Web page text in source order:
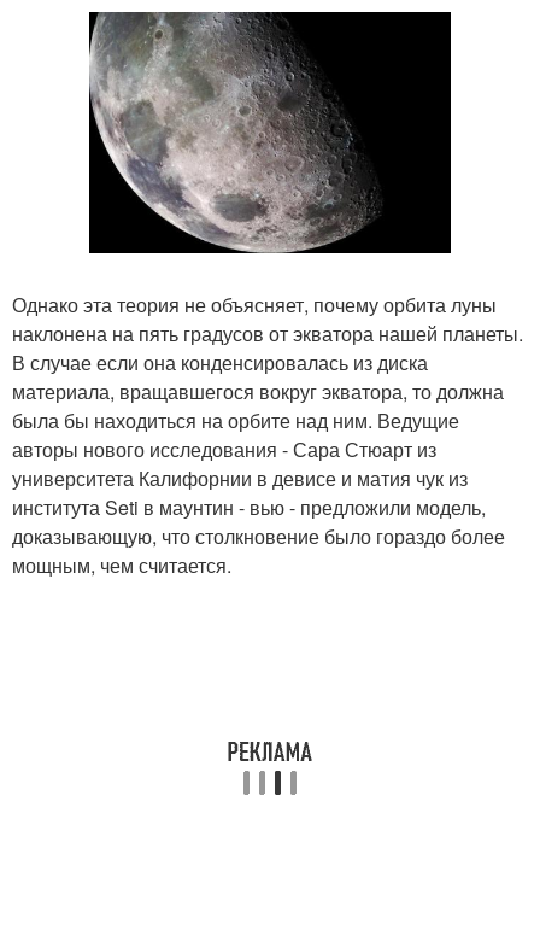
Однако эта теория не объясняет, почему орбита луны
наклонена на пять градусов от экватора нашей планеты.
В случае если она конденсировалась из диска
материала, вращавшегося вокруг экватора, то должна
была бы находиться на орбите над ним. Ведущие
авторы нового исследования - Сара Стюарт из
университета Калифорнии в девисе и матия чук из
института Seti в маунтин - вью - предложили модель,
доказывающую, что столкновение было гораздо более
мощным, чем считается.